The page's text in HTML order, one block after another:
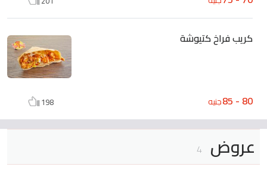
كريب فراخ كتيوشة
80 - 85 جنيه 198
عروض 4